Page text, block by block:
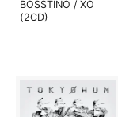
BOSSTINO / XO
(2CD)